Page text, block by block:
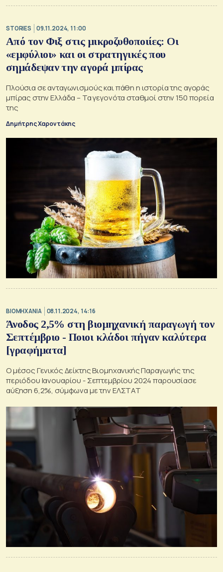
STORIES 09.11.2024, 11:00
Από τον Φιξ στις μικροζυθοποιίες: Οι
«εμφύλιοι» και οι στρατηγικές που
σημάδεψαν την αγορά μπίρας
Πλούσια σε ανταγωνισμούς και πάθη η ιστορία της αγοράς
μπίρας στην Ελλάδα – Τα γεγονότα σταθμοί στην 150 πορεία
της
Δημήτρης Χαροντάκης
ΒΙΟΜΗΧΑΝΙΑ 08.11.2024, 14:16
Άνοδος 2,5% στη βιομηχανική παραγωγή τον
Σεπτέμβριο - Ποιοι κλάδοι πήγαν καλύτερα
[γραφήματα]
Ο μέσος Γενικός Δείκτης Βιομηχανικής Παραγωγής της
περιόδου Ιανουαρίου - Σεπτεμβρίου 2024 παρουσίασε
αύξηση 6,2%, σύμφωνα με την ΕΛΣΤΑΤ